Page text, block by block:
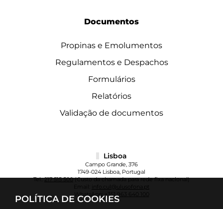
POLÍTICA DE COOKIES
Documentos
Propinas e Emolumentos
Regulamentos e Despachos
Formulários
Relatórios
Validação de documentos
Lisboa
Campo Grande, 376
1749-024 Lisboa, Portugal
Tel.:217 515 500(Custo da chamada para rede fixa nacional)
info.cul@ulusofona.pt
WhatsApp:+351 963 640 100